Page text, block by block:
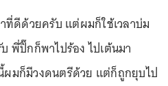
ที่ดีด้วยครับ แต่ผมก็ใช้เวลาบ่ม
พี่ปิ๊กก็พาไปร้อง ไปเต้นมา
มก็มีวงดนตรีด้วย แต่ก็ถูกยุบไป